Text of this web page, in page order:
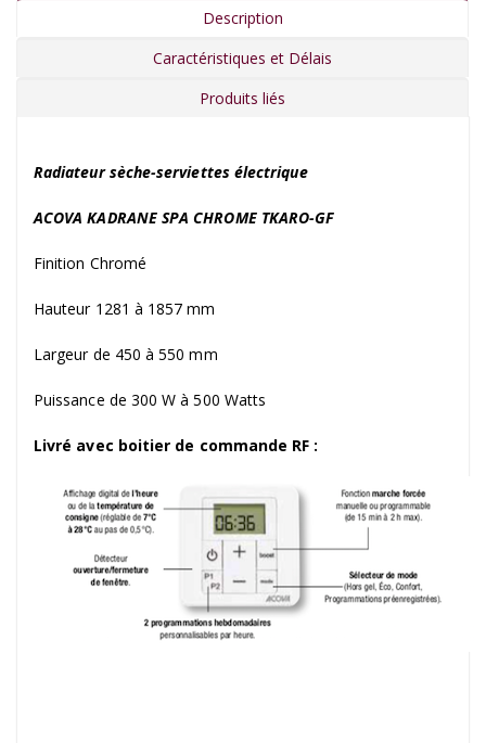
Description
Caractéristiques et Délais
Produits liés
Radiateur sèche-serviettes électrique
ACOVA KADRANE SPA CHROME TKARO-GF
Finition Chromé
Hauteur 1281 à 1857 mm
Largeur de 450 à 550 mm
Puissance de 300 W à 500 Watts
Livré avec boitier de commande RF :